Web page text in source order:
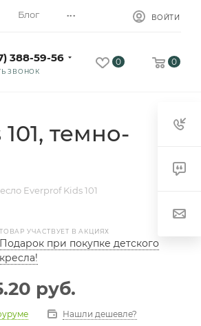
Блог ... ВОЙТИ
388-59-56
ЗВОНОК
0 0
темно-
Everprof Kids 101
ТОВАР УЧАСТВУЕТ В АКЦИЯХ
Подарок при покупке детского
кресла!
руб.
Нашли дешевле?